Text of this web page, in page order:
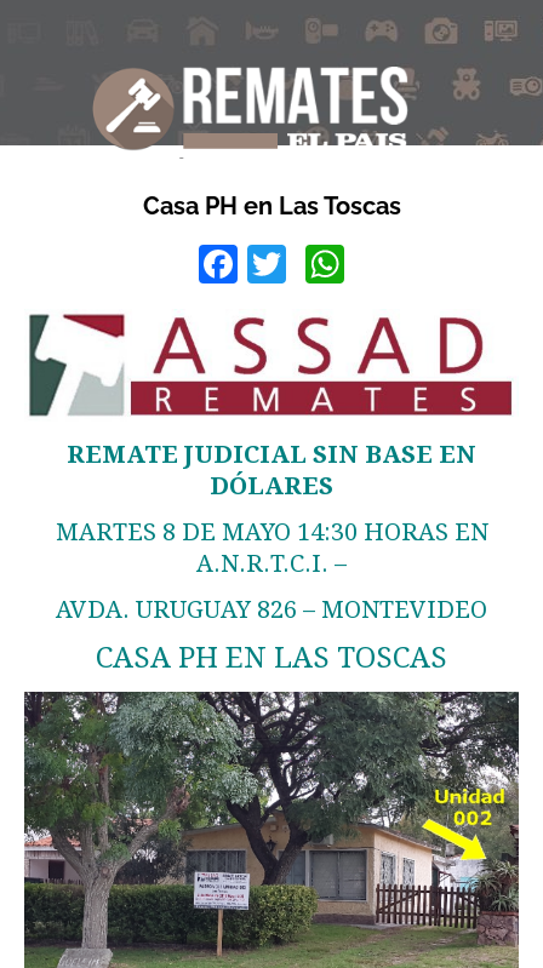
Casa PH en Las Toscas
Facebook
Twitter
REMATE JUDICIAL SIN BASE EN
DÓLARES
MARTES 8 DE MAYO 14:30 HORAS EN
A.N.R.T.C.I. –
AVDA. URUGUAY 826 – MONTEVIDEO
CASA PH EN LAS TOSCAS